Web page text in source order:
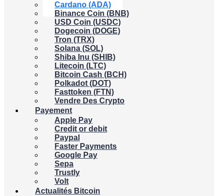
Cardano (ADA)
Binance Coin (BNB)
USD Coin (USDC)
Dogecoin (DOGE)
Tron (TRX)
Solana (SOL)
Shiba Inu (SHIB)
Litecoin (LTC)
Bitcoin Cash (BCH)
Polkadot (DOT)
Fasttoken (FTN)
Vendre Des Crypto
Payement
Apple Pay
Credit or debit
Paypal
Faster Payments
Google Pay
Sepa
Trustly
Volt
Actualités Bitcoin